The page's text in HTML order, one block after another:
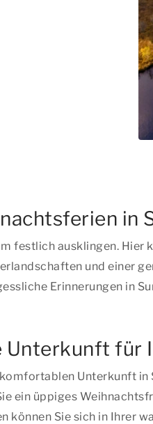
in
festlich ausklingen.
und einer
Erinnerungen in
für
Unterkunft
ein üppiges
Sie sich in Ihrer